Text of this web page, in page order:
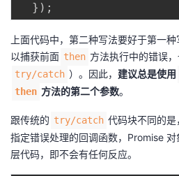
} ) ;
上面代码中，第二种写法要好于第一
以捕获前面 then 方法执行中的错误
try/catch ）。因此， 建议总是使用
then 方法的第二个参数。
跟传统的 try/catch 代码块不同的
指定错误处理的回调函数，Promise
层代码，即不会有任何反应。